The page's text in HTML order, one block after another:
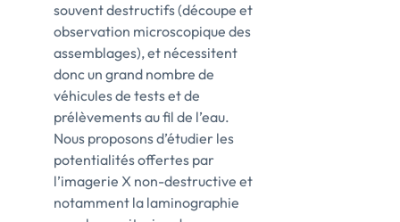
souvent destructifs (découpe et
observation microscopique des
assemblages), et nécessitent
donc un grand nombre de
véhicules de tests et de
prélèvements au fil de l’eau.
Nous proposons d’étudier les
potentialités offertes par
l’imagerie X non-destructive et
notamment la laminographie